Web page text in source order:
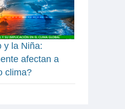
y la Niña:
afectan a
clima?